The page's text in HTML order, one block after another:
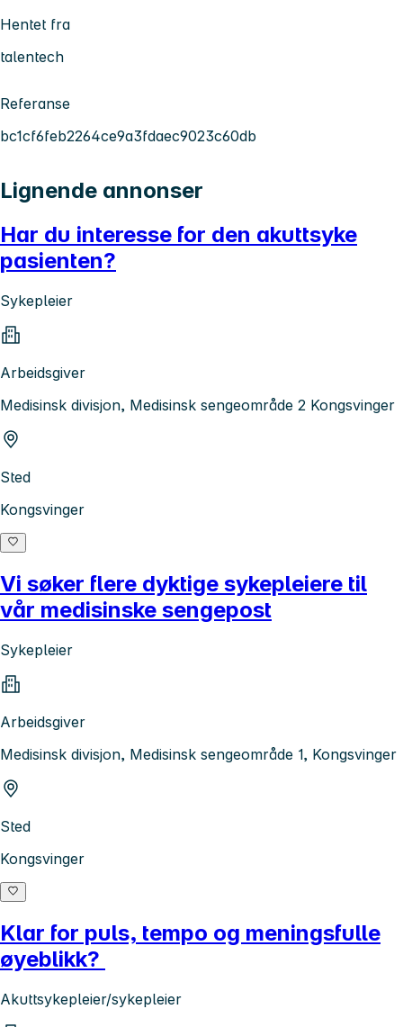
Hentet fra
talentech
Referanse
bc1cf6feb2264ce9a3fdaec9023c60db
Lignende annonser
Har du interesse for den akuttsyke
pasienten?
Sykepleier
Arbeidsgiver
Medisinsk divisjon, Medisinsk sengeområde 2 Kongsvinger
Sted
Kongsvinger
Vi søker flere dyktige sykepleiere til
vår medisinske sengepost
Sykepleier
Arbeidsgiver
Medisinsk divisjon, Medisinsk sengeområde 1, Kongsvinger
Sted
Kongsvinger
Klar for puls, tempo og meningsfulle
øyeblikk?
Akuttsykepleier/sykepleier